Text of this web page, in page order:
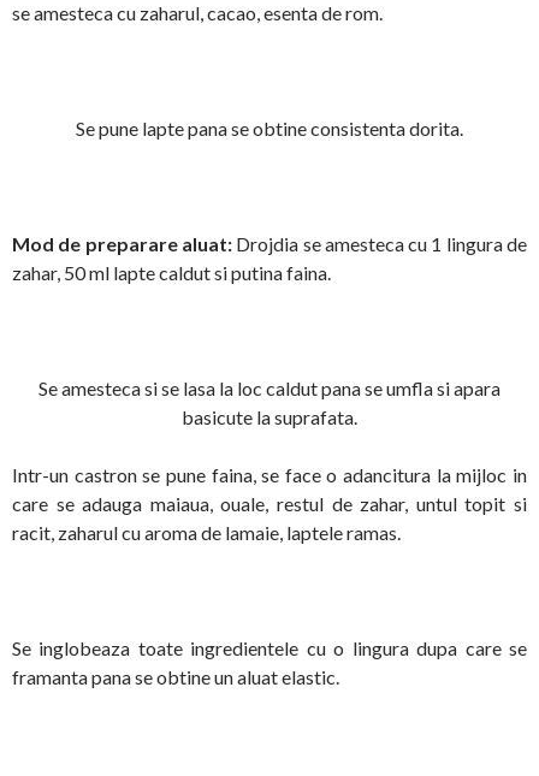
se amesteca cu zaharul, cacao, esenta de rom.
Se pune lapte pana se obtine consistenta dorita.
Mod de preparare aluat:Drojdia se amesteca cu 1 lingura de
zahar, 50 ml lapte caldut si putina faina.
Se amesteca si se lasa la loc caldut pana se umfla si apara
basicute la suprafata.
Intr-un castron se pune faina, se face o adancitura la mijloc in
care se adauga maiaua, ouale, restul de zahar, untul topit si
racit, zaharul cu aroma de lamaie, laptele ramas.
Se inglobeaza toate ingredientele cu o lingura dupa care se
framanta pana se obtine un aluat elastic.